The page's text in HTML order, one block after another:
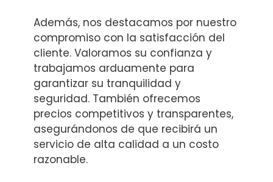
Además, nos destacamos por nuestro
compromiso con la satisfacción del
cliente. Valoramos su confianza y
trabajamos arduamente para
garantizar su tranquilidad y
seguridad. También ofrecemos
precios competitivos y transparentes,
asegurándonos de que recibirá un
servicio de alta calidad a un costo
razonable.